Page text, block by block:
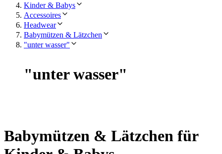
Kinder & Babys
Accessoires
Headwear
Babymützen & Lätzchen
"unter wasser"
"unter wasser"
Babymützen & Lätzchen für